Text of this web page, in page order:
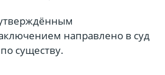
направлено в суд
существу.